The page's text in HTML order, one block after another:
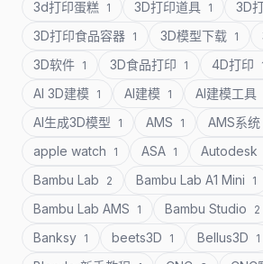
3d打印蛋糕 1 3D打印道具 1 3D
3D打印食品容器 1 3D模型下载 1
3D软件 1 3D食品打印 1 4D打印
AI 3D建模 1 AI建模 1 AI建模工具
AI生成3D模型 1 AMS 1 AMS系统
apple watch 1 ASA 1 Autodesk
Bambu Lab 2 Bambu Lab A1 Mini 1
Bambu Lab AMS 1 Bambu Studio 2
Banksy 1 beets3D 1 Bellus3D 1